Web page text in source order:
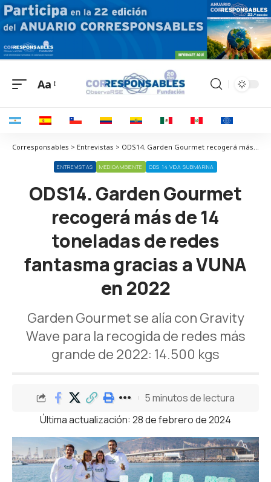
Aa
Corresponsables > Entrevistas > ODS14. Garden Gourmet recogerá más de 14 toneladas de redes fantasma gracias a VUNA en 2022
ENTREVISTAS MEDIOAMBIENTE ODS 14 VIDA SUBMARINA
ODS14. Garden Gourmet
recogerá más de 14
toneladas de redes
fantasma gracias a VUNA
en 2022
Garden Gourmet se alía con Gravity
Wave para la recogida de redes más
grande de 2022: 14.500 kgs
Última actualización: 28 de febrero de 2024
5 minutos de lectura